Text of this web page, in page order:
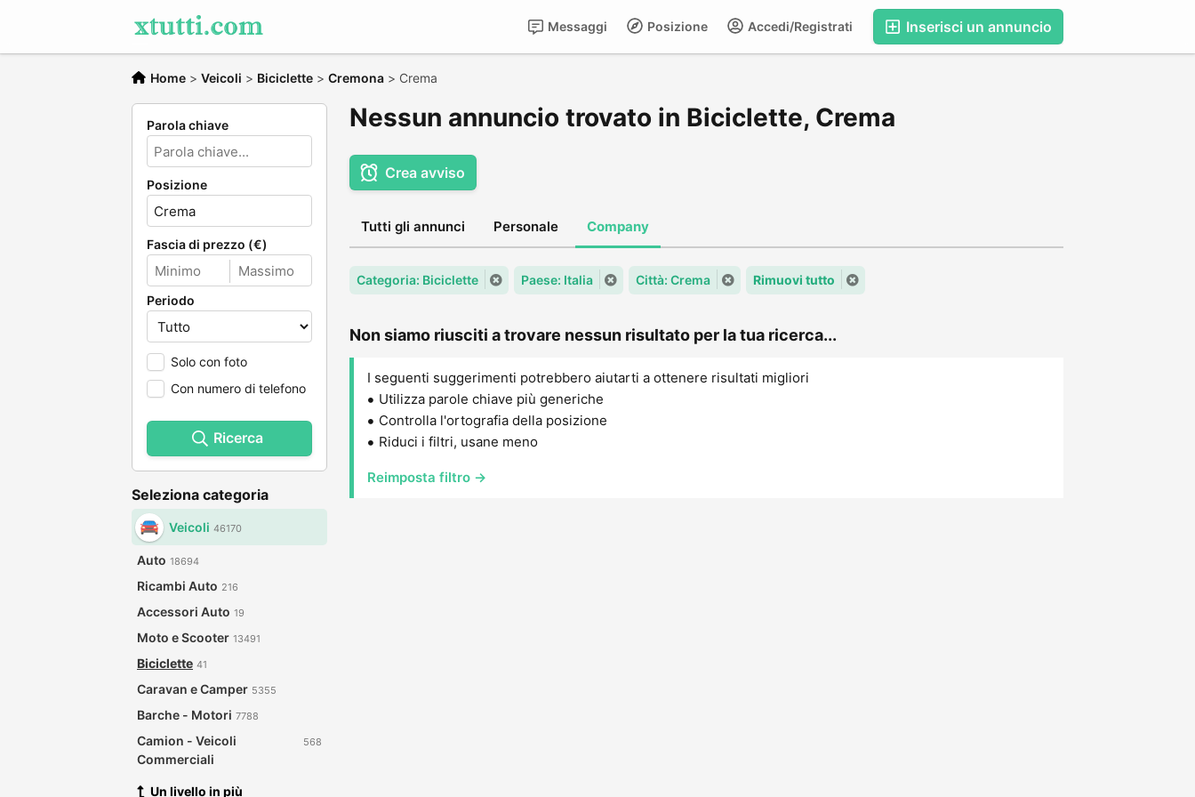
Inserisci un annuncio
Accedi/Registrati
Posizione
Messaggi
Home > Veicoli > Biciclette > Cremona > Crema
Parola chiave
Posizione
Fascia di prezzo (€)
Periodo
Solo con foto
Con numero di telefono
Ricerca
Seleziona categoria
Veicoli 46170
Auto 18694
Ricambi Auto 216
Accessori Auto 19
Moto e Scooter 13491
Biciclette 41
Caravan e Camper 5355
Barche - Motori 7788
Camion - Veicoli
Commerciali
568
Un livello in più
Nessun annuncio trovato in Biciclette, Crema
Crea avviso
Tutti gli annunci Personale Company
Categoria: Biciclette Paese: Italia Città: Crema Rimuovi tutto
Non siamo riusciti a trovare nessun risultato per la tua ricerca...
I seguenti suggerimenti potrebbero aiutarti a ottenere risultati migliori
Utilizza parole chiave più generiche
Controlla l'ortografia della posizione
Riduci i filtri, usane meno
Reimposta filtro →